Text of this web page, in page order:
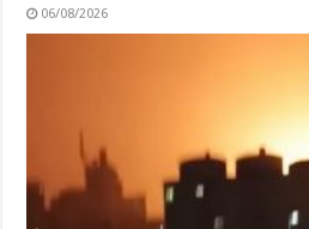
06/08/2026